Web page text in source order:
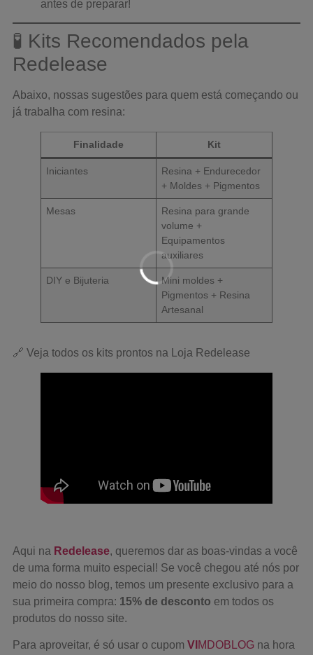
antes de preparar!
🧪 Kits Recomendados pela
Redelease
Abaixo, nossas sugestões para quem está começando ou
já trabalha com resina:
Finalidade Kit
Iniciantes
Resina + Endurecedor
+ Moldes + Pigmentos
Mesas
Resina para grande
volume +
Equipamentos
auxiliares
DIY e Bijuteria
Mini moldes +
Pigmentos + Resina
Artesanal
🔗 Veja todos os kits prontos na Loja Redelease
Aqui na Redelease, queremos dar as boas-vindas a você
de uma forma muito especial! Se você chegou até nós por
meio do nosso blog, temos um presente exclusivo para a
sua primeira compra: 15% de desconto em todos os
produtos do nosso site.
Para aproveitar, é só usar o cupom VI MDOBLOG na hora